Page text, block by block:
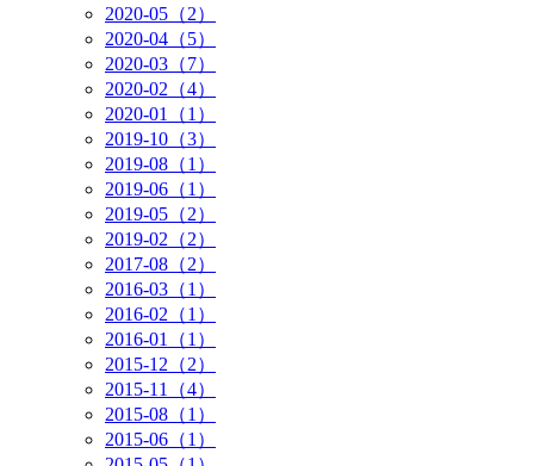
2020-05（2）
2020-04（5）
2020-03（7）
2020-02（4）
2020-01（1）
2019-10（3）
2019-08（1）
2019-06（1）
2019-05（2）
2019-02（2）
2017-08（2）
2016-03（1）
2016-02（1）
2016-01（1）
2015-12（2）
2015-11（4）
2015-08（1）
2015-06（1）